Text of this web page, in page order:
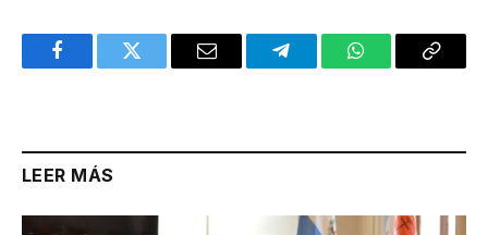
FacebookTwitter Email TelegramWhatsAppCopy
LEER MÁS